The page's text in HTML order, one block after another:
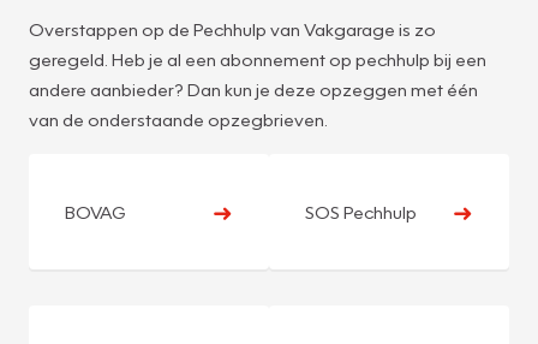
Overstappen op de Pechhulp van Vakgarage is zo
geregeld. Heb je al een abonnement op pechhulp bij een
andere aanbieder? Dan kun je deze opzeggen met één
van de onderstaande opzegbrieven.
BOVAG ➜ SOS Pechhulp ➜